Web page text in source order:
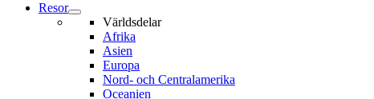
Resor
Världsdelar
Afrika
Asien
Europa
Nord- och Centralamerika
Oceanien